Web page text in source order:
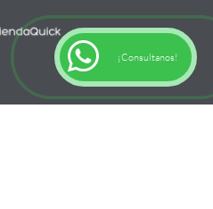
¡Consultanos!